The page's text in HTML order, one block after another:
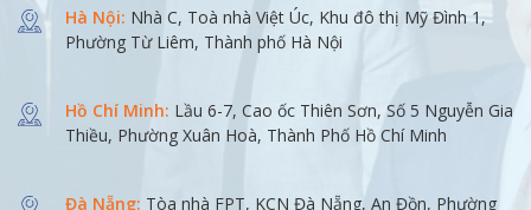
Hà Nội: Nhà C, Toà nhà Việt Úc, Khu đô thị Mỹ Đình 1,
Phường Từ Liêm, Thành phố Hà Nội
Hồ Chí Minh: Lầu 6-7, Cao ốc Thiên Sơn, Số 5 Nguyễn Gia
Thiều, Phường Xuân Hoà, Thành Phố Hồ Chí Minh
Đà Nẵng: Tòa nhà FPT, KCN Đà Nẵng, An Đồn, Phường